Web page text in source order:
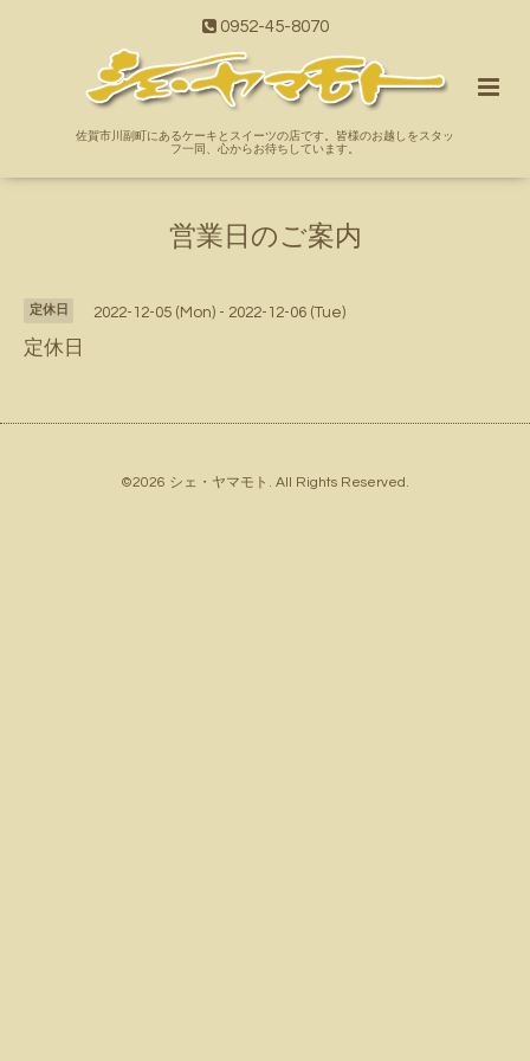
0952-45-8070
佐賀市川副町にあるケーキとスイーツの店です。皆様のお越しをスタッ
フ一同、心からお待ちしています。
営業日のご案内
定休日 2022-12-05 (Mon) - 2022-12-06 (Tue)
定休日
©2026 シェ・ヤマモト . All Rights Reserved.